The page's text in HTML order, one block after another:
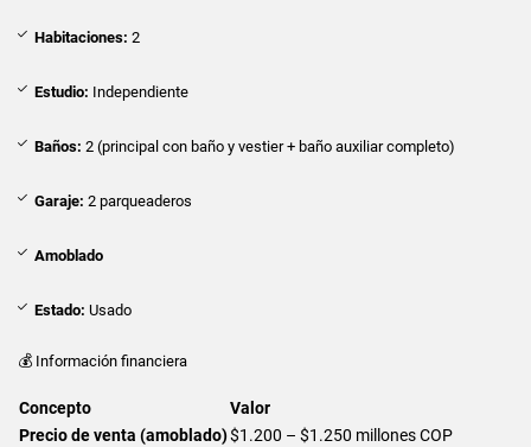
Habitaciones: 2
Estudio: Independiente
Baños: 2 (principal con baño y vestier + baño auxiliar completo)
Garaje: 2 parqueaderos
Amoblado
Estado: Usado
💰 Información financiera
Concepto
Valor
Precio de venta (amoblado)$1.200 – $1.250 millones COP